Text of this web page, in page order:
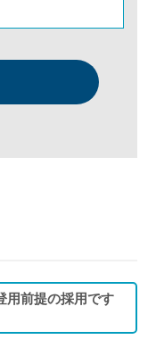
用前提の採用です